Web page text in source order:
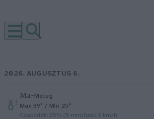
2026. AUGUSZTUS 6.
Ma–Meleg
Max 39° / Min 25°
Csapadék: 25% (0 mm)Szél: 9 km/h